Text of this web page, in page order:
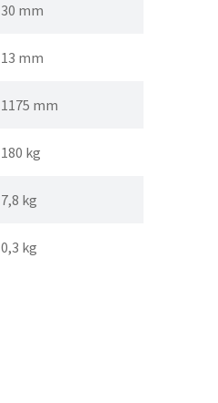
30 mm
13 mm
1175 mm
180 kg
7,8 kg
0,3 kg